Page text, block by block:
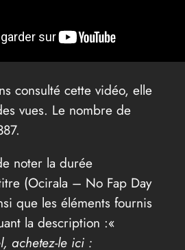
consulté cette vidéo, elle
vues. Le nombre de
noter la durée
(Ocirala – No Fap Day
que les éléments fournis
la description :«
achetez-le ici :